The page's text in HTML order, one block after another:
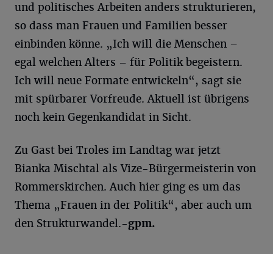
und politisches Arbeiten anders strukturieren,
so dass man Frauen und Familien besser
einbinden könne. „Ich will die Menschen –
egal welchen Alters – für Politik begeistern.
Ich will neue Formate entwickeln“, sagt sie
mit spürbarer Vorfreude. Aktuell ist übrigens
noch kein Gegenkandidat in Sicht.
Zu Gast bei Troles im Landtag war jetzt
Bianka Mischtal als Vize-Bürgermeisterin von
Rommerskirchen. Auch hier ging es um das
Thema „Frauen in der Politik“, aber auch um
den Strukturwandel.-gpm.